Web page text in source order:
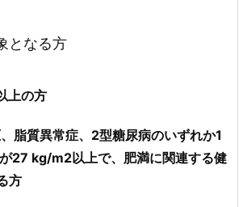
となる方
上の方
脂質異常症、2型糖尿病のいずれか1
27 kg/m2以上で、肥満に関連する健
方